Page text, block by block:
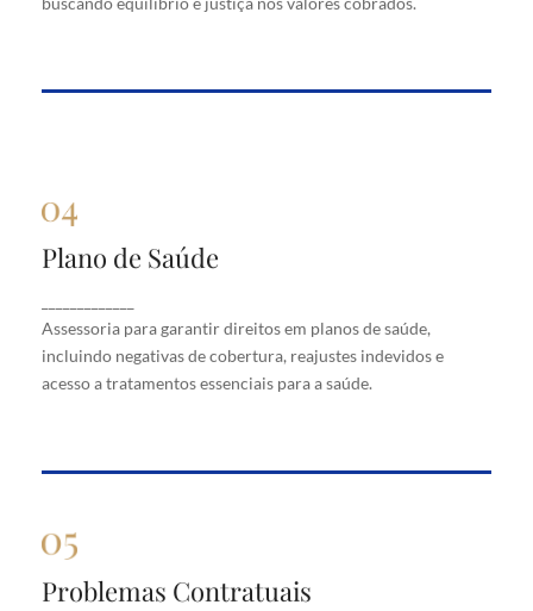
Plano de Saúde
Assessoria para garantir direitos em planos de saúde,
incluindo negativas de cobertura, reajustes indevidos e
acesso a tratamentos essenciais para a saúde.
Plano de Saúde
saúde, incluindo negativas de cobertura, reajustes
indevidos e acesso a tratamentos essenciais para a
saúde.
Problemas Contratuais
Problemas Contratuais